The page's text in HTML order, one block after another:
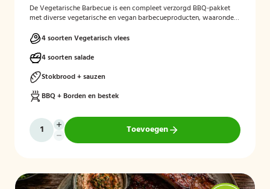
De Vegetarische Barbecue is een compleet verzorgd BBQ-pakket
met diverse vegetarische en vegan barbecueproducten, waaronder
garnalenalternatief en groenteburger. Het arrangement wordt
aangevuld met verschillende salades, sauzen, vers afgebakken
stokbrood en kruidenboter. De barbecue, borden en het bestek zijn
inbegrepen, en de cateringservice verzorgt zowel de bezorging als
het ophalen van de materialen.
4 soorten Vegetarisch vlees
4 soorten salade
Stokbrood + sauzen
BBQ + Borden en bestek
Toevoegen